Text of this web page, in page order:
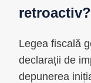
retroactiv?
Legea fiscală
declarații de
depunerea